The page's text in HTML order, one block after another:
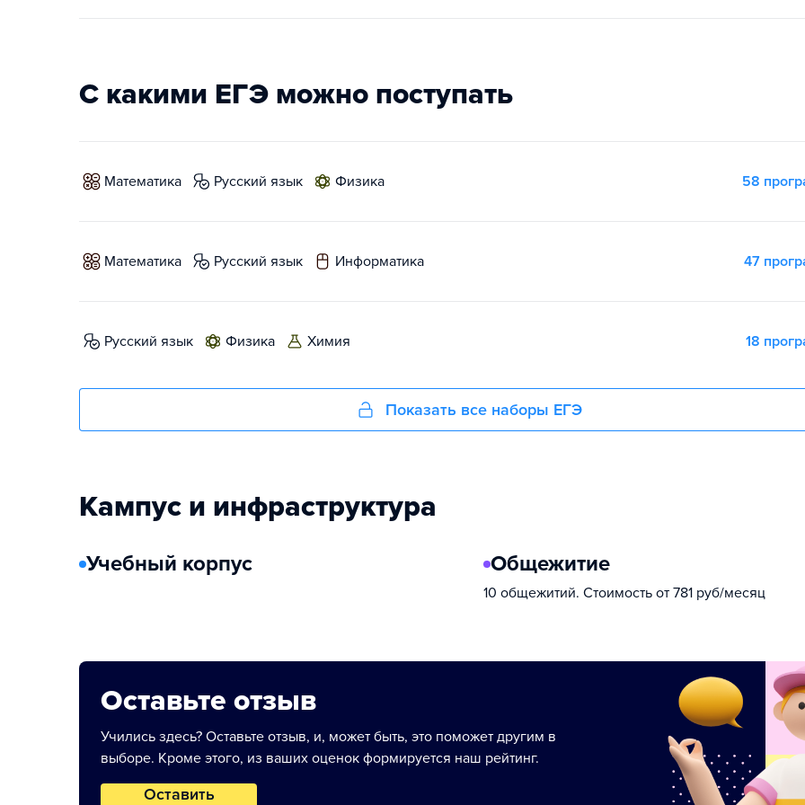
С какими ЕГЭ можно поступать
математика русский язык физика 58
математика русский язык информатика 47
русский язык физика химия 18
Показать все наборы ЕГЭ
Кампус и инфраструктура
Учебный корпус Общежитие
10 общежитий. Стоимость от 781 руб/месяц
Оставьте отзыв
Учились здесь? Оставьте отзыв, и, может быть, это поможет другим в
выборе. Кроме этого, из ваших оценок формируется наш рейтинг.
Оставить